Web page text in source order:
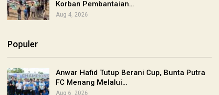
Korban Pembantaian…
Aug 4, 2026
Populer
Anwar Hafid Tutup Berani Cup, Bunta Putra
FC Menang Melalui…
Aug 6, 2026